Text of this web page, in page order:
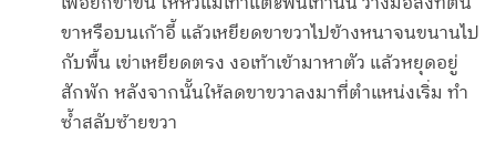
ขาหรือบนเก้าอี้ แล้วเหยียดขาขวาไปข้างหนาจนขนานไป
กับพื้น เข่าเหยียดตรง งอเท้าเข้ามาหาตัว แล้วหยุดอยู่
สักพัก หลังจากนั้นให้ลดขาขวาลงมาที่ตำแหน่งเริ่ม ทำ
ซ้ำสลับซ้ายขวา